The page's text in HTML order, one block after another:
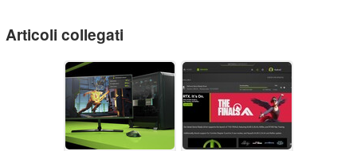
Articoli collegati